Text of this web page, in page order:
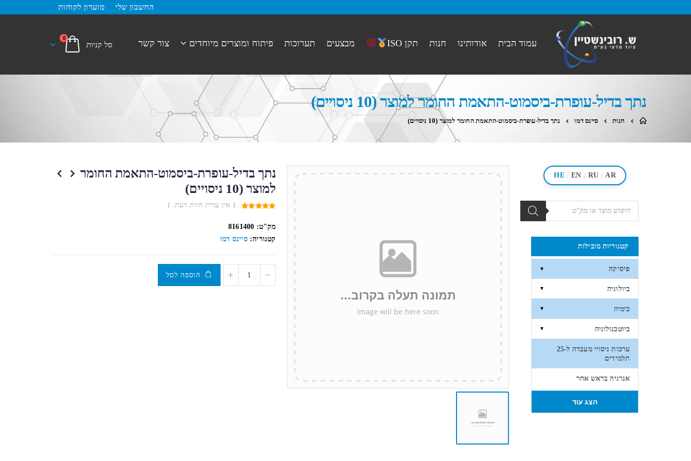
החשבון שלי מועדון לקוחות
עמוד הבית אודותינו חנות תקן ISO מבצעים תערוכות פיתוח ומוצרים מיוחדים צור קשר 0
נתך בדיל-עופרת-ביסמוט-התאמת החומר למוצר (10 ניסויים)
חנות סיינס דמו נתך בדיל-עופרת-ביסמוט-התאמת החומר למוצר (10 ניסויים)
נתך בדיל-עופרת-ביסמוט-התאמת החומר
למוצר (10 ניסויים)
out
of
5
( אין עדיין חוות דעת. )
מק"ט: 8161400
קטגוריה:סיינס דמו
הוספה לסל
HE / EN / RU / AR
מוצרים
search
קטגוריות מובילות
פיסיקה ▼
ביולוגיה ▼
כימיה ▼
ביוטכנולוגיה ▼
ערכות ניסויי מעבדה ל-25
תלמידים
אנרגיה בראש אחר
הצג עוד